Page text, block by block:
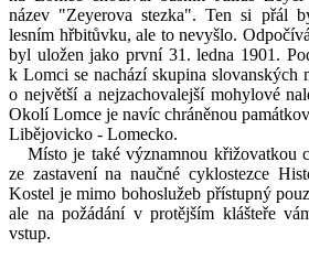
název "Zeyerova stezka". Ten si přál
lesním hřbitůvku, ale to nevyšlo.
byl uložen jako první 31. ledna 1901.
k Lomci se nachází skupina slovanských
o největší a nejzachovalejší mohylové
Okolí Lomce je navíc chráněnou
Libějovicko - Lomecko.
Místo je také významnou křižovatkou
ze zastavení na naučné cyklostezce
Kostel je mimo bohoslužeb přístupný
ale na požádání v protějším klášteře
vstup.